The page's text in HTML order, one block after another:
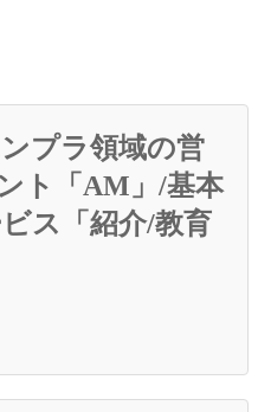
プラ領域の営
ト「AM」/基本
ス「紹介/教育